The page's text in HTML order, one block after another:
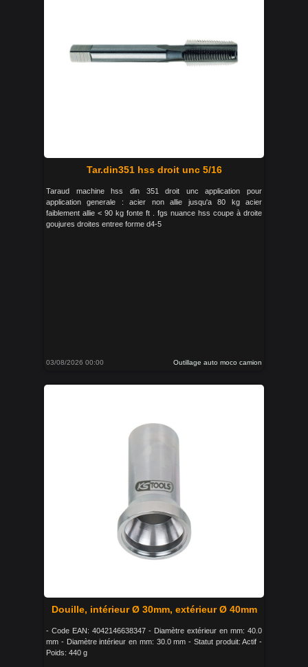
Tar.din351 hss droit unc 5/16
Taraud machine hss din 351 droit unc application pour
application generale : acier non allie jusqu'a 80 kg acier
faiblement allie < 90 kg fonte ft . fgs nuance hss coupe à droite
goujures droites entree forme d4-5
03/08/2026 00:00 Outillage auto moco camion
Douille, intérieur Ø 30mm, extérieur Ø 40mm
- Code EAN: 4042146638347 - Diamètre extérieur en mm: 40.0
mm - Diamètre intérieur en mm: 30.0 mm - Statut produit: Actif -
Poids: 440 g